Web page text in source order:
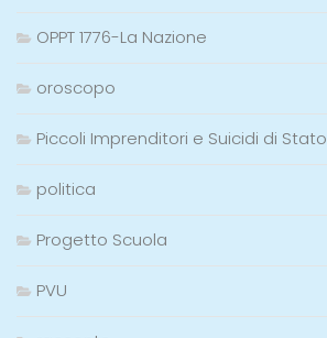
OPPT 1776-La Nazione
oroscopo
Piccoli Imprenditori e Suicidi di Stato
politica
Progetto Scuola
PVU